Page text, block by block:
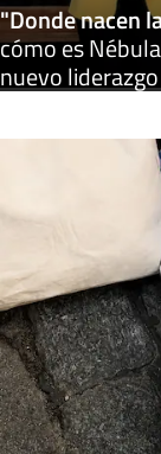
"Donde nacen
cómo es
nuevo